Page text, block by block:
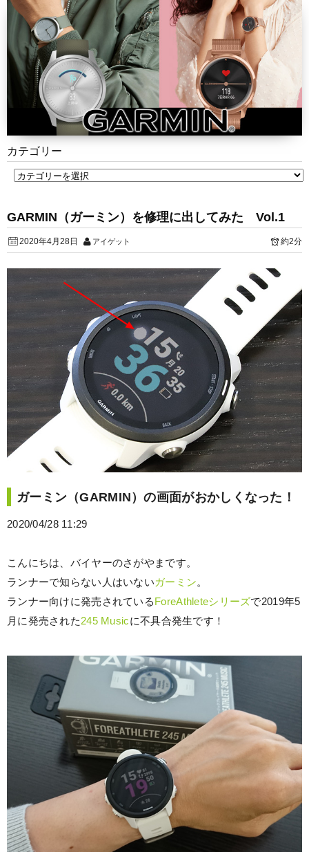
カテゴリー
GARMIN（ガーミン）を修理に出してみた Vol.1
2020年4月28日 アイゲット 約2分
ガーミン（GARMIN）の画面がおかしくなった！
2020/04/28 11:29
こんにちは、バイヤーのさがやまです。
ランナーで知らない人はいないガーミン。
ランナー向けに発売されている ForeAthleteシリーズで2019年5
月に発売された245 Musicに不具合発生です！